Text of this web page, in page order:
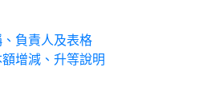
負責人及表格
增減、升等說明